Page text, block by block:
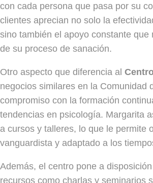
con cada persona que pasa por su
clientes aprecian no solo la
sino también el apoyo constante que
de su proceso de sanación.
Otro aspecto que diferencia al
negocios similares en la Comunidad
compromiso con la formación
tendencias en psicología. Margarita
a cursos y talleres, lo que le permite
vanguardista y adaptado a los
Además, el centro pone a
recursos como charlas y seminarios